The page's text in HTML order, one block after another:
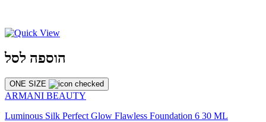
הוספה לסל
ONE SIZE
ARMANI BEAUTY
Luminous Silk Perfect Glow Flawless Foundation 6 30 ML